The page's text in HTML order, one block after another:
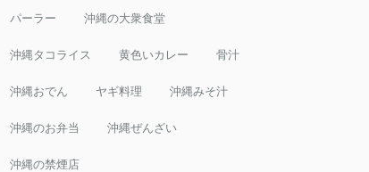
パーラー 沖縄の大衆食堂
沖縄タコライス 黄色いカレー 骨汁
沖縄おでん ヤギ料理 沖縄みそ汁
沖縄のお弁当 沖縄ぜんざい
沖縄の禁煙店